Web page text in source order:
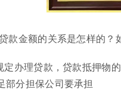
款金额的关系是怎样的
定办理贷款，贷款抵押物
部分担保公司要承担